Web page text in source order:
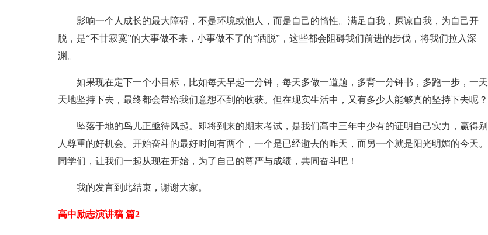
影响一个人成长的最大障碍，不是环境或他人，而是自己的惰性。满足自我，原谅自我，为自己开
脱，是“不甘寂寞”的大事做不来，小事做不了的“洒脱”，这些都会阻碍我们前进的步伐，将我们拉入深
渊。
如果现在定下一个小目标，比如每天早起一分钟，每天多做一道题，多背一分钟书，多跑一步，一天
天地坚持下去，最终都会带给我们意想不到的收获。但在现实生活中，又有多少人能够真的坚持下去呢？
坠落于地的鸟儿正亟待风起。即将到来的期末考试，是我们高中三年中少有的证明自己实力，赢得别
人尊重的好机会。开始奋斗的最好时间有两个，一个是已经逝去的昨天，而另一个就是阳光明媚的今天。
同学们，让我们一起从现在开始，为了自己的尊严与成绩，共同奋斗吧！
我的发言到此结束，谢谢大家。
高中励志演讲稿 篇2